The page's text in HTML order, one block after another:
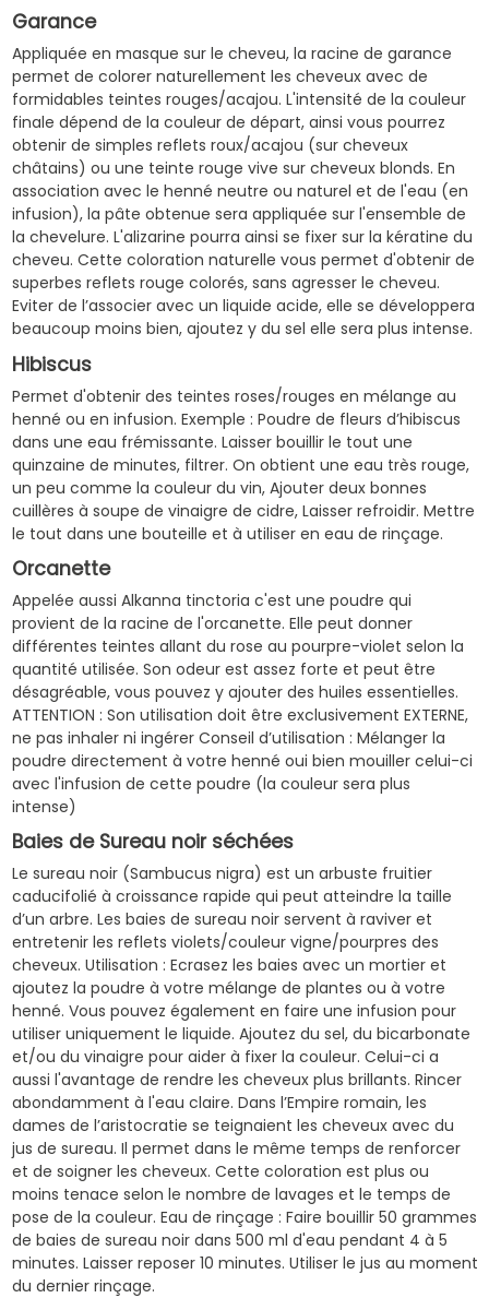
Garance
Appliquée en masque sur le cheveu, la racine de garance
permet de colorer naturellement les cheveux avec de
formidables teintes rouges/acajou. L'intensité de la couleur
finale dépend de la couleur de départ, ainsi vous pourrez
obtenir de simples reflets roux/acajou (sur cheveux
châtains) ou une teinte rouge vive sur cheveux blonds. En
association avec le henné neutre ou naturel et de l'eau (en
infusion), la pâte obtenue sera appliquée sur l'ensemble de
la chevelure. L'alizarine pourra ainsi se fixer sur la kératine du
cheveu. Cette coloration naturelle vous permet d'obtenir de
superbes reflets rouge colorés, sans agresser le cheveu.
Eviter de l’associer avec un liquide acide, elle se développera
beaucoup moins bien, ajoutez y du sel elle sera plus intense.
Hibiscus
Permet d'obtenir des teintes roses/rouges en mélange au
henné ou en infusion. Exemple : Poudre de fleurs d’hibiscus
dans une eau frémissante. Laisser bouillir le tout une
quinzaine de minutes, filtrer. On obtient une eau très rouge,
un peu comme la couleur du vin, Ajouter deux bonnes
cuillères à soupe de vinaigre de cidre, Laisser refroidir. Mettre
le tout dans une bouteille et à utiliser en eau de rinçage.
Orcanette
Appelée aussi Alkanna tinctoria c'est une poudre qui
provient de la racine de l'orcanette. Elle peut donner
différentes teintes allant du rose au pourpre-violet selon la
quantité utilisée. Son odeur est assez forte et peut être
désagréable, vous pouvez y ajouter des huiles essentielles.
ATTENTION : Son utilisation doit être exclusivement EXTERNE,
ne pas inhaler ni ingérer Conseil d’utilisation : Mélanger la
poudre directement à votre henné oui bien mouiller celui-ci
avec l'infusion de cette poudre (la couleur sera plus
intense)
Baies de Sureau noir séchées
Le sureau noir (Sambucus nigra) est un arbuste fruitier
caducifolié à croissance rapide qui peut atteindre la taille
d’un arbre. Les baies de sureau noir servent à raviver et
entretenir les reflets violets/couleur vigne/pourpres des
cheveux. Utilisation : Ecrasez les baies avec un mortier et
ajoutez la poudre à votre mélange de plantes ou à votre
henné. Vous pouvez également en faire une infusion pour
utiliser uniquement le liquide. Ajoutez du sel, du bicarbonate
et/ou du vinaigre pour aider à fixer la couleur. Celui-ci a
aussi l'avantage de rendre les cheveux plus brillants. Rincer
abondamment à l'eau claire. Dans l’Empire romain, les
dames de l’aristocratie se teignaient les cheveux avec du
jus de sureau. Il permet dans le même temps de renforcer
et de soigner les cheveux. Cette coloration est plus ou
moins tenace selon le nombre de lavages et le temps de
pose de la couleur. Eau de rinçage : Faire bouillir 50 grammes
de baies de sureau noir dans 500 ml d'eau pendant 4 à 5
minutes. Laisser reposer 10 minutes. Utiliser le jus au moment
du dernier rinçage.